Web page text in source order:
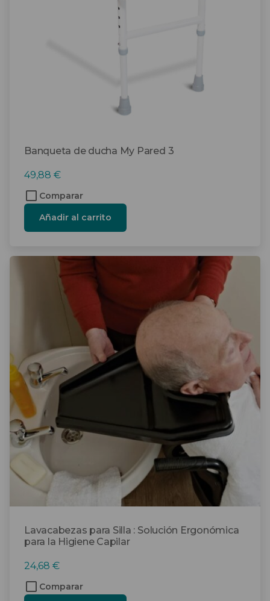
Banqueta de ducha My Pared 3
49,88 €
Comparar
Añadir al carrito
Lavacabezas para Silla : Solución Ergonómica
para la Higiene Capilar
24,68 €
Comparar